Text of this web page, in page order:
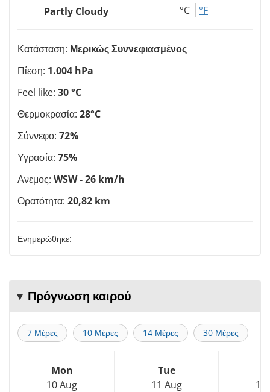
Partly Cloudy °C °F
Κατάσταση: Μερικώς Συννεφιασμένος
Πίεση: 1.004 hPa
Feel like: 30 °C
Θερμοκρασία: 28°C
Σύννεφο: 72%
Υγρασία: 75%
Ανεμος: WSW - 26 km/h
Ορατότητα: 20,82 km
Ενημερώθηκε:
Πρόγνωση καιρού
7 Μέρες 10 Μέρες 14 Μέρες 30 Μέρες
Mon
10 Aug
Tue
11 Aug
12